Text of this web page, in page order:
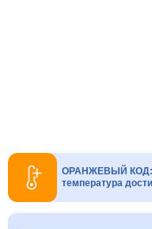
ОРАНЖЕВЫЙ КОД:
температура